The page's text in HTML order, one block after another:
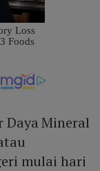
Daya Mineral
mulai hari